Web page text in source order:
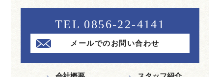
TEL 0856-22-4141
メールでのお問い合わせ